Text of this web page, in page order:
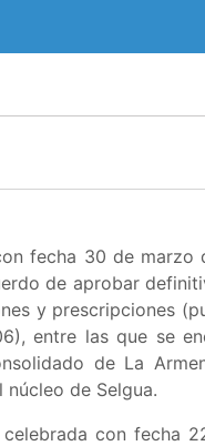
fecha 30 de
de aprobar
y prescripciones
entre las que se
de La
núcleo de Selgua.
con fecha